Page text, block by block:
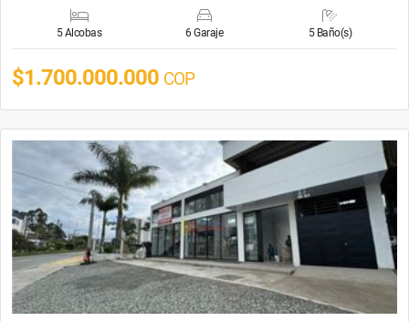
5 Alcobas 6 Garaje 5 Baño(s)
$1.700.000.000 COP